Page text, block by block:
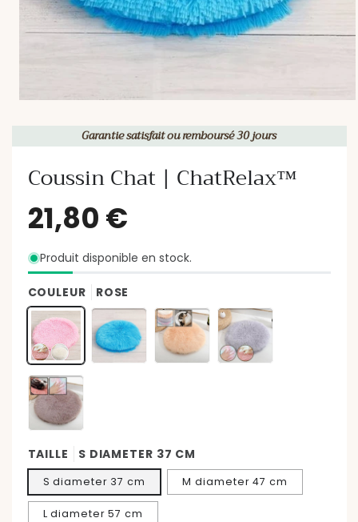
Garantie satisfait ou remboursé 30 jours
Coussin Chat | ChatRelax™
Prix
habituel
21,80 €
Produit disponible en stock.
COULEUR ROSE
TAILLE S DIAMETER 37 CM
S diameter 37 cm M diameter 47 cm
L diameter 57 cm